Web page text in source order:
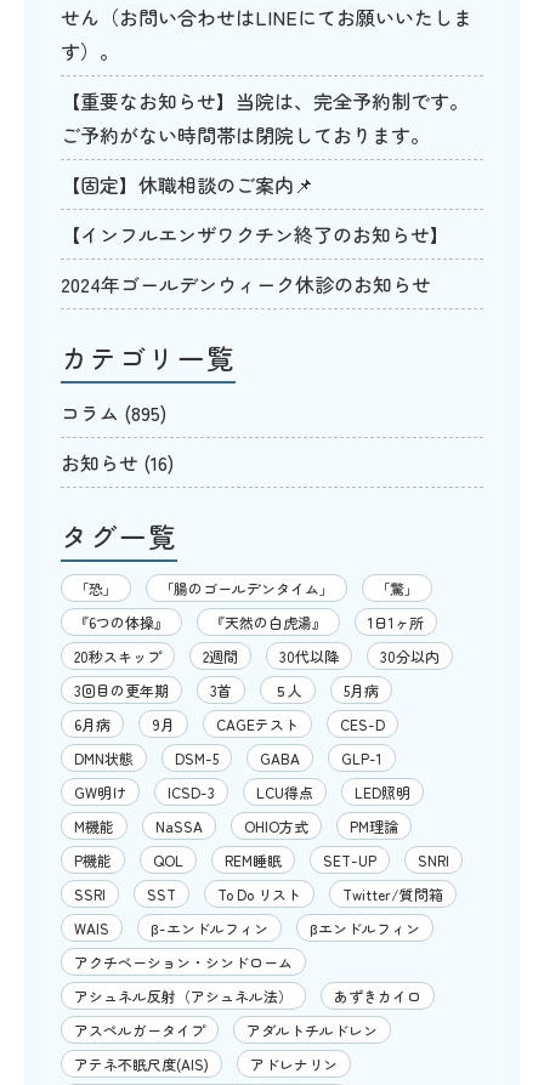
せん（お問い合わせはLINEにてお願いいたしま
す）。
【重要なお知らせ】当院は、完全予約制です。
ご予約がない時間帯は閉院しております。
【固定】休職相談のご案内📌
【インフルエンザワクチン終了のお知らせ】
2024年ゴールデンウィーク休診のお知らせ
カテゴリ一覧
コラム (895)
お知らせ (16)
タグ一覧
「恐」 「腸のゴールデンタイム」
「驚」
『6つの体操』
『天然の白虎湯』
1日1ヶ所
20秒スキップ
2週間 30代以降
30分以内
3回目の更年期
3首 ５人
5月病
6月病
9月 CAGEテスト
CES-D
DMN状態
DSM-5 GABA
GLP-1
GW明け
ICSD-3 LCU得点
LED照明
M機能
NaSSA OHIO方式
PM理論
P機能
QOL REM睡眠 SET-UP
SNRI
SSRI
SST To Do リスト
Twitter/質問箱
WAIS
β-エンドルフィン
βエンドルフィン
アクチベーション・シンドローム
アシュネル反射（アシュネル法）
あずきカイロ
アスペルガータイプ
アダルトチルドレン
アテネ不眠尺度(AIS)
アドレナリン